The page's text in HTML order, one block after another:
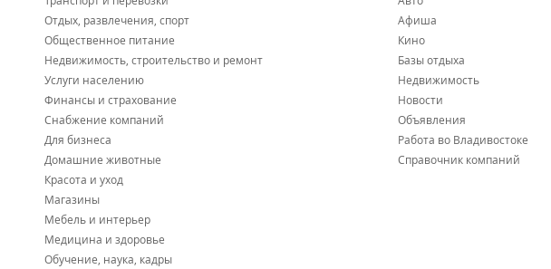
Отдых, развлечения, спорт
Общественное питание
Недвижимость, строительство и ремонт
Услуги населению
Финансы и страхование
Снабжение компаний
Для бизнеса
Домашние животные
Красота и уход
Магазины
Мебель и интерьер
Медицина и здоровье
Обучение, наука, кадры
Афиша
Кино
Базы отдыха
Недвижимость
Новости
Объявления
Работа во Владивостоке
Справочник компаний